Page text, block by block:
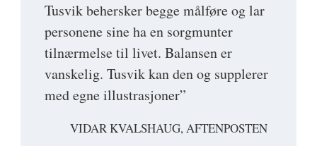
Tusvik behersker begge målføre og lar
personene sine ha en sorgmunter
tilnærmelse til livet. Balansen er
vanskelig. Tusvik kan den og supplerer
med egne illustrasjoner”
VIDAR KVALSHAUG, AFTENPOSTEN